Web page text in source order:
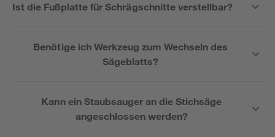
Ist die Fußplatte für Schrägschnitte verstellbar?
Benötige ich Werkzeug zum Wechseln des
Sägeblatts?
Kann ein Staubsauger an die Stichsäge
angeschlossen werden?